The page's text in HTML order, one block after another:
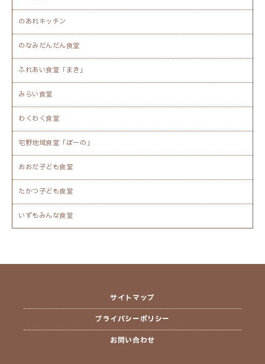
のあれキッチン
のなみだんだん食堂
ふれあい食堂「まき」
みらい食堂
わくわく食堂
宅野地域食堂「ぼーの」
おおだ子ども食堂
たかつ子ども食堂
いずもみんな食堂
サイトマップ
プライバシーポリシー
お問い合わせ